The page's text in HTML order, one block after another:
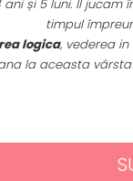
și 5 luni. Îl
timpul
logica, vederea
la aceasta